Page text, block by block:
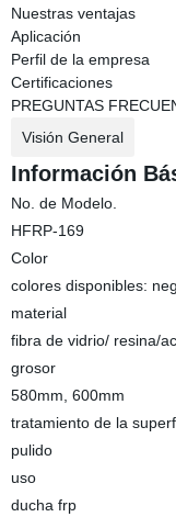
Nuestras ventajas
Aplicación
Perfil de la empresa
Certificaciones
PREGUNTAS
Visión General
Información
No. de Modelo.
HFRP-169
Color
colores disponibles:
material
fibra de vidrio/ resina/
grosor
580mm, 600mm
tratamiento de la
pulido
uso
ducha frp